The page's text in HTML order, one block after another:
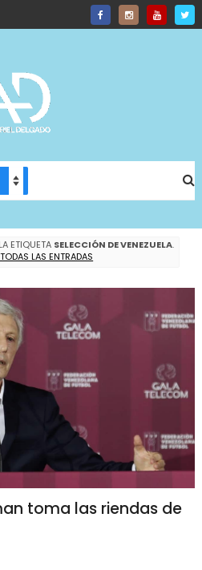
ETIQUETA SELECCIÓN DE VENEZUELA.
LAS ENTRADAS
toma las riendas de